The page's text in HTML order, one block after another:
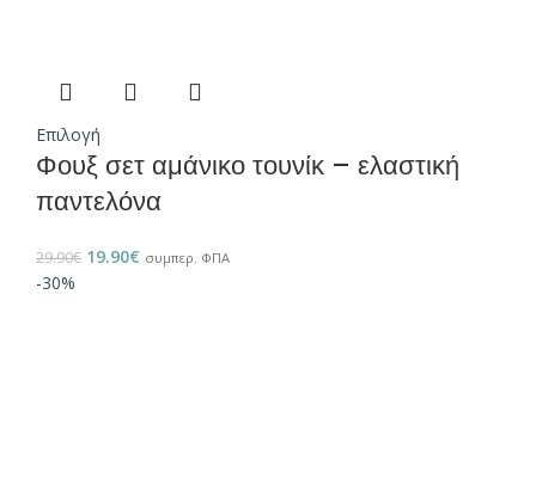
Επιλογή
Φουξ σετ αμάνικο τουνίκ – ελαστική
παντελόνα
29.90€ 19.90€ συμπερ. ΦΠΑ
-30%